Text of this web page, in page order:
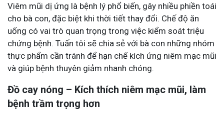
Viêm mũi dị ứng là bệnh lý phổ biến, gây nhiều phiền toái
cho bà con, đặc biệt khi thời tiết thay đổi. Chế độ ăn
uống có vai trò quan trọng trong việc kiểm soát triệu
chứng bệnh. Tuấn tôi sẽ chia sẻ với bà con những nhóm
thực phẩm cần tránh để hạn chế kích ứng niêm mạc mũi
và giúp bệnh thuyên giảm nhanh chóng.
Đồ cay nóng – Kích thích niêm mạc mũi, làm
bệnh trầm trọng hơn